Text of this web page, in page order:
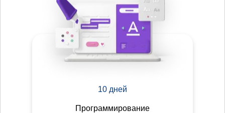
10 дней
Программирование